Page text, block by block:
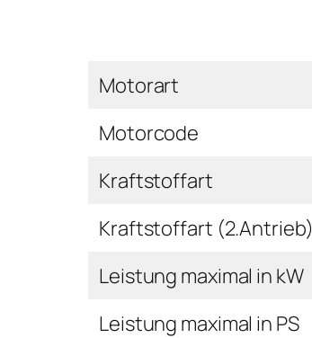
Motorart
Motorcode
Kraftstoffart
Kraftstoffart (2.Antrieb)
Leistung maximal in kW
Leistung maximal in PS